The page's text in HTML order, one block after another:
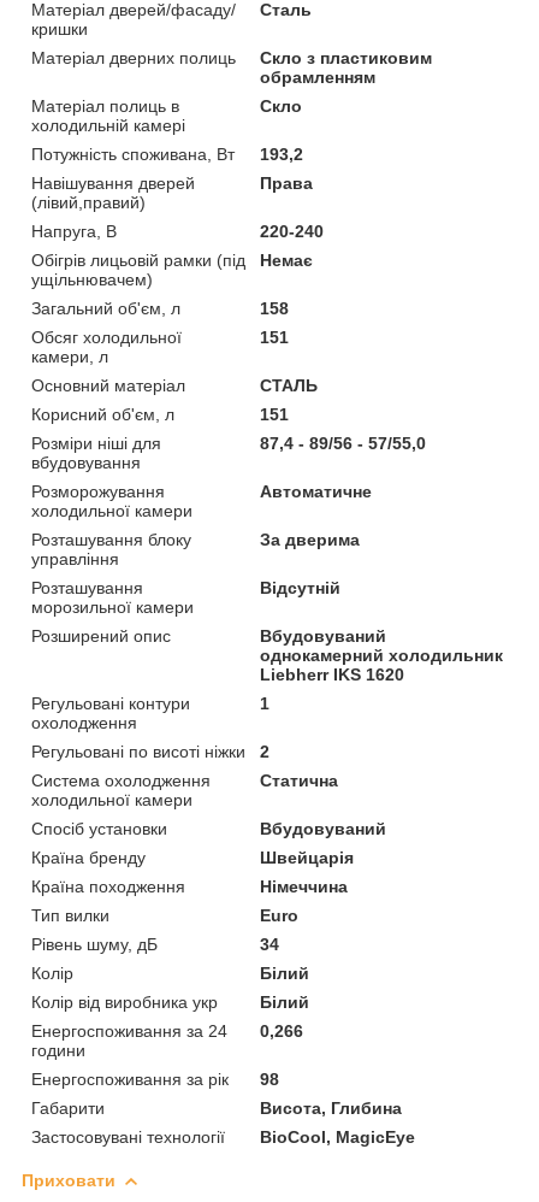
Матеріал дверей/фасаду/
кришки
Сталь
Матеріал дверних полиць
Скло з пластиковим
обрамленням
Матеріал полиць в
холодильній камері
Скло
Потужність споживана, Вт
193,2
Навішування дверей
(лівий,правий)
Права
Напруга, В
220-240
Обігрів лицьовій рамки (під
ущільнювачем)
Немає
Загальний об'єм, л
158
Обсяг холодильної
камери, л
151
Основний матеріал
СТАЛЬ
Корисний об'єм, л
151
Розміри ніші для
вбудовування
87,4 - 89/56 - 57/55,0
Розморожування
холодильної камери
Автоматичне
Розташування блоку
управління
За дверима
Розташування
морозильної камери
Відсутній
Розширений опис
Вбудовуваний
однокамерний холодильник
Liebherr IKS 1620
Регульовані контури
охолодження
1
Регульовані по висоті ніжки
2
Система охолодження
холодильної камери
Статична
Спосіб установки
Вбудовуваний
Країна бренду
Швейцарія
Країна походження
Німеччина
Тип вилки
Euro
Рівень шуму, дБ
34
Колір
Білий
Колір від виробника укр
Білий
Енергоспоживання за 24
години
0,266
Енергоспоживання за рік
98
Габарити
Висота, Глибина
Застосовувані технології
BioCool, MagicEye
Приховати